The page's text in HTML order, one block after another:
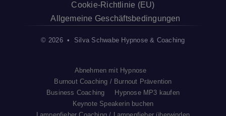
Cookie-Richtlinie (EU)
Allgemeine Geschäftsbedingungen
© 2026 • Silva Schwabe Hypnose & Coaching
Abnehmen mit Hypnose
Burnout Coaching / Burnout Prävention
Business Coaching
Hypnose MP3 kaufen
Keynote Speakerin buchen